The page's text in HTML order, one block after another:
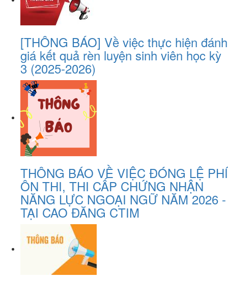
[THÔNG BÁO] Về việc thực hiện đánh
giá kết quả rèn luyện sinh viên học kỳ
3 (2025-2026)
THÔNG BÁO VỀ VIỆC ĐÓNG LỆ PHÍ
ÔN THI, THI CẤP CHỨNG NHẬN
NĂNG LỰC NGOẠI NGỮ NĂM 2026 -
TẠI CAO ĐĂNG CTIM